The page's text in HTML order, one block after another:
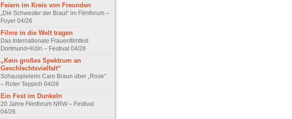
Feiern im Kreis von Freunden
„Die Schwester der Braut“ im Filmforum –
Foyer 04/26
Filme in die Welt tragen
Das Internationale Frauenfilmfest
Dortmund+Köln – Festival 04/26
„Kein großes Spektrum an
Geschlechtsvielfalt“
Schauspielerin Caro Braun über „Rose“
– Roter Teppich 04/26
Ein Fest im Dunkeln
20 Jahre Filmforum NRW – Festival
04/26